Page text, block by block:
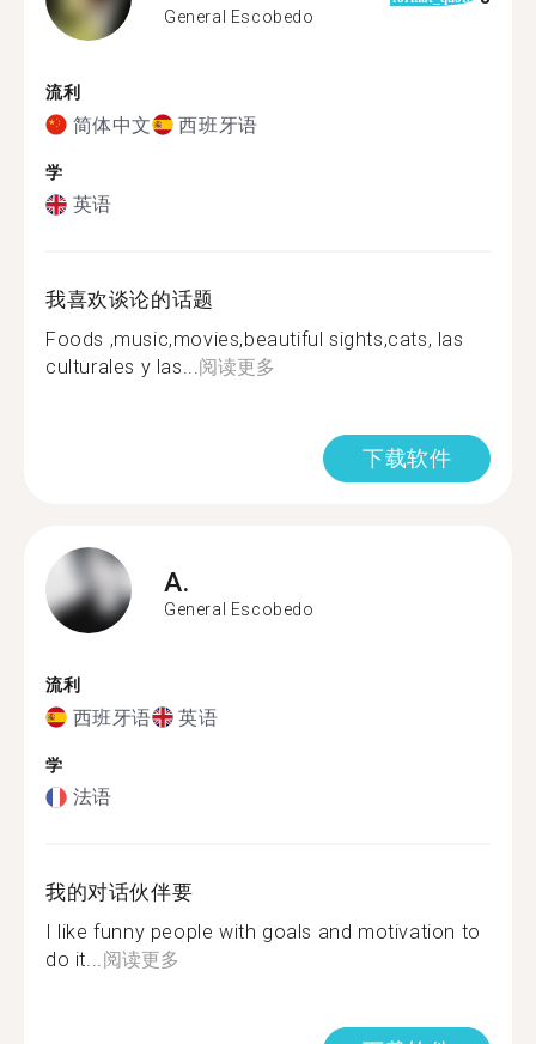
General Escobedo
流利
简体中文 西班牙语
学
英语
我喜欢谈论的话题
Foods ,music,movies,beautiful sights,cats, las
culturales y las...阅读更多
下载软件
A.
General Escobedo
流利
西班牙语 英语
学
法语
我的对话伙伴要
I like funny people with goals and motivation to
do it...阅读更多